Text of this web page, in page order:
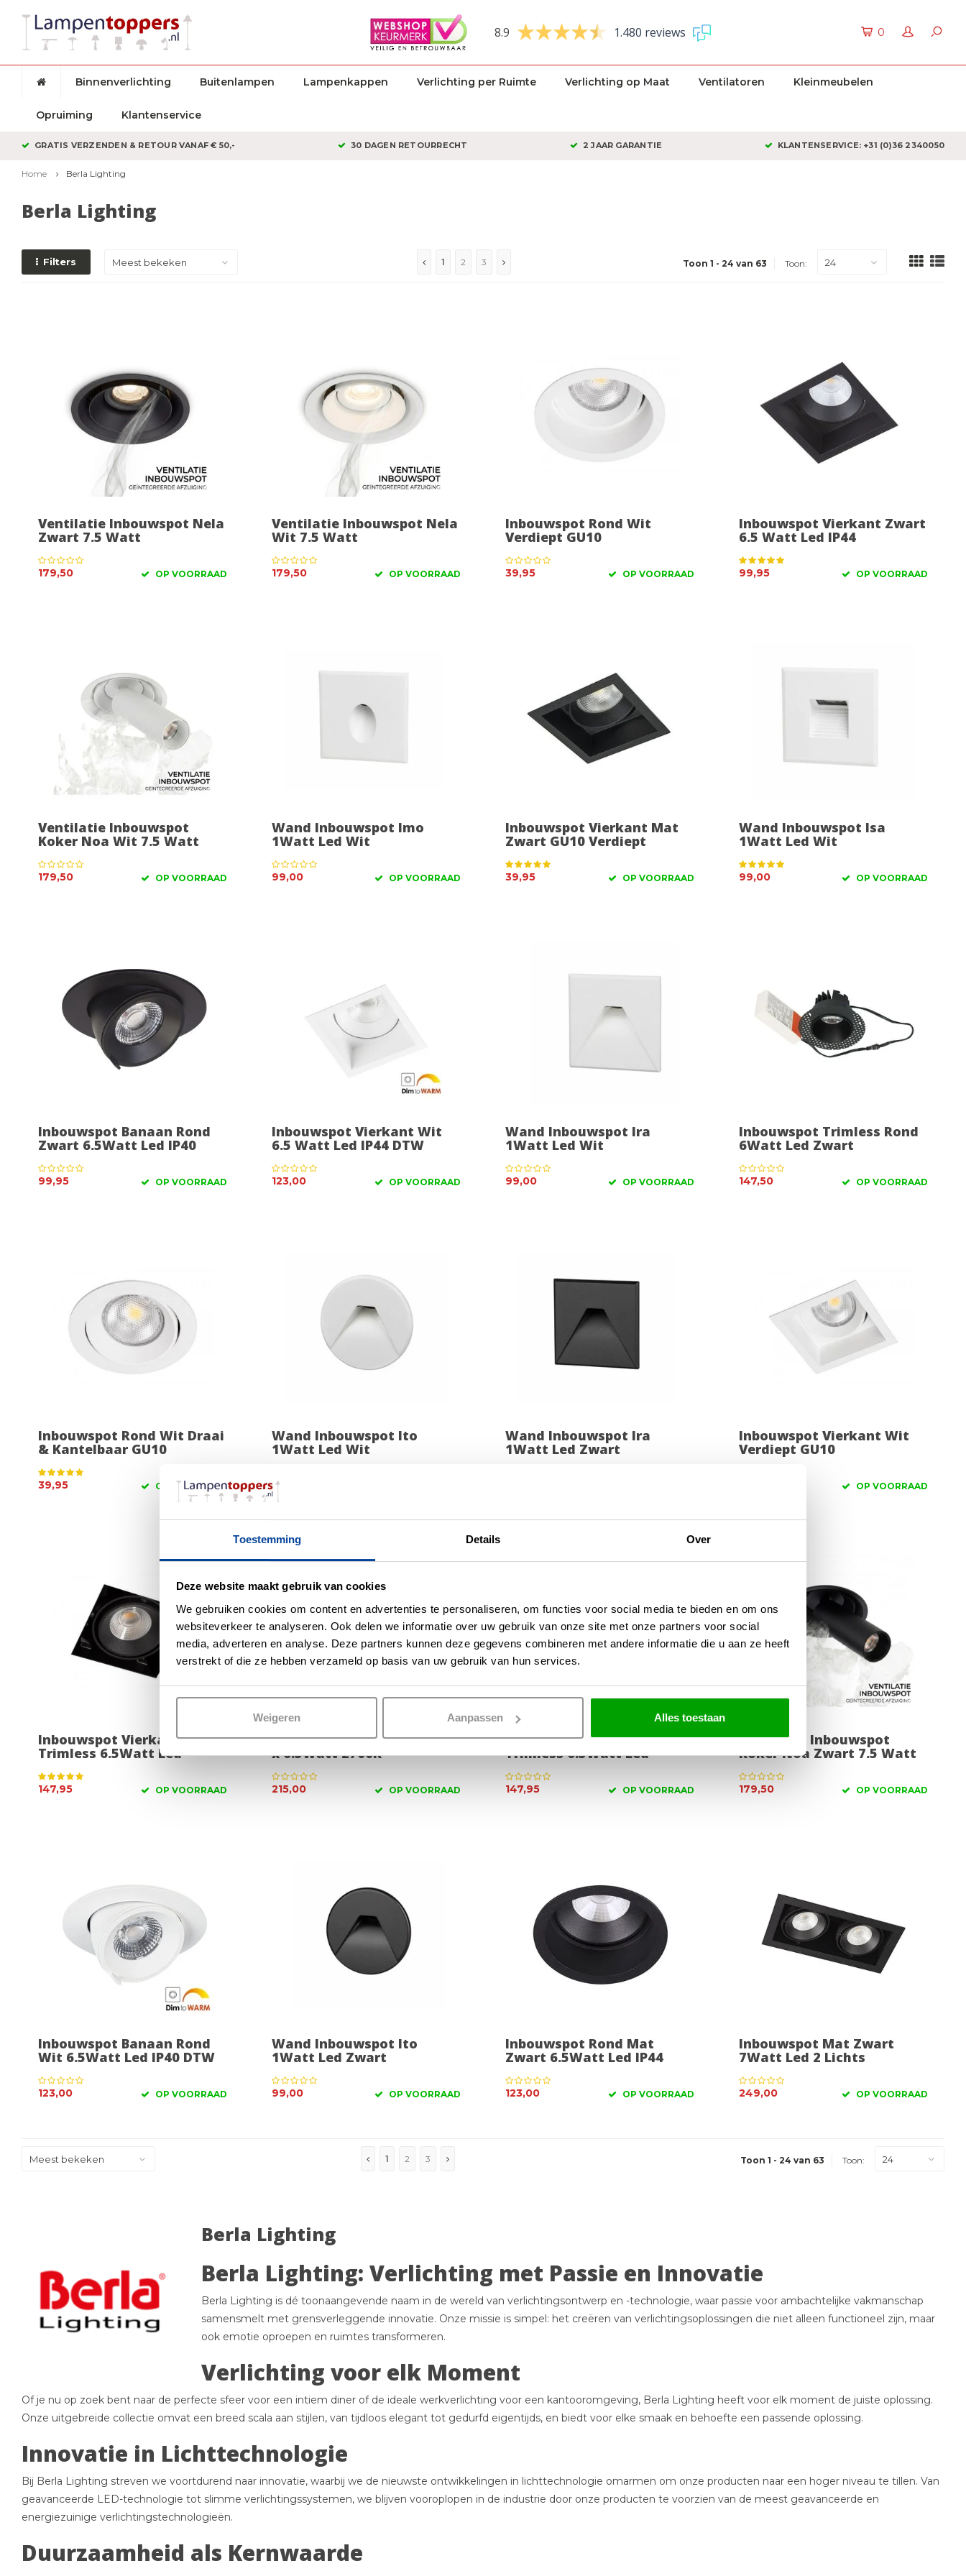
Toestemming Details Over
Deze website maakt gebruik van cookies
We gebruiken cookies om content en advertenties te personaliseren, om functies voor social media te bieden en om ons
websiteverkeer te analyseren. Ook delen we informatie over uw gebruik van onze site met onze partners voor social
media, adverteren en analyse. Deze partners kunnen deze gegevens combineren met andere informatie die u aan ze heeft
verstrekt of die ze hebben verzameld op basis van uw gebruik van hun services.
Weigeren Aanpassen Alles toestaan
8.9 1.480 reviews 0
Binnenverlichting Buitenlampen Lampenkappen Verlichting per Ruimte Verlichting op Maat Ventilatoren Kleinmeubelen
Opruiming Klantenservice
GRATIS VERZENDEN & RETOUR VANAF € 50,- 30 DAGEN RETOURRECHT 2 JAAR GARANTIE KLANTENSERVICE: +31 (0)36 2340050
Home Berla Lighting
Berla Lighting
Filters Meest bekeken 1 2 3 Toon 1 - 24 van 63 Toon: 24
Ventilatie Inbouwspot Nela
Zwart 7.5 Watt
179,50 OP VOORRAAD
Ventilatie Inbouwspot Nela
Wit 7.5 Watt
179,50 OP VOORRAAD
Inbouwspot Rond Wit
Verdiept GU10
39,95 OP VOORRAAD
Inbouwspot Vierkant Zwart
6.5 Watt Led IP44
99,95 OP VOORRAAD
Ventilatie Inbouwspot
Koker Noa Wit 7.5 Watt
179,50 OP VOORRAAD
Wand Inbouwspot Imo
1Watt Led Wit
99,00 OP VOORRAAD
Inbouwspot Vierkant Mat
Zwart GU10 Verdiept
39,95 OP VOORRAAD
Wand Inbouwspot Isa
1Watt Led Wit
99,00 OP VOORRAAD
Inbouwspot Banaan Rond
Zwart 6.5Watt Led IP40
99,95 OP VOORRAAD
Inbouwspot Vierkant Wit
6.5 Watt Led IP44 DTW
123,00 OP VOORRAAD
Wand Inbouwspot Ira
1Watt Led Wit
99,00 OP VOORRAAD
Inbouwspot Trimless Rond
6Watt Led Zwart
147,50 OP VOORRAAD
Inbouwspot Rond Wit Draai
& Kantelbaar GU10
39,95 OP VOORRAAD
Wand Inbouwspot Ito
1Watt Led Wit
99,00
Wand Inbouwspot Ira
1Watt Led Zwart
Inbouwspot Vierkant Wit
Verdiept GU10
OP VOORRAAD
Inbouwspot Vierkant Zwart
Trimless 6.5Watt Led
147,95 OP VOORRAAD
Inbouwspot Trimless Wit 2
x 6.5Watt 2700K
215,00 OP VOORRAAD
Inbouwspot Vierkant Wit
Trimless 6.5Watt Led
147,95 OP VOORRAAD
Ventilatie Inbouwspot
Koker Noa Zwart 7.5 Watt
179,50 OP VOORRAAD
Inbouwspot Banaan Rond
Wit 6.5Watt Led IP40 DTW
123,00 OP VOORRAAD
Wand Inbouwspot Ito
1Watt Led Zwart
99,00 OP VOORRAAD
Inbouwspot Rond Mat
Zwart 6.5Watt Led IP44
123,00 OP VOORRAAD
Inbouwspot Mat Zwart
7Watt Led 2 Lichts
249,00 OP VOORRAAD
Meest bekeken 1 2 3 Toon 1 - 24 van 63 Toon: 24
Berla Lighting
Berla Lighting: Verlichting met Passie en Innovatie
Berla Lighting is dé toonaangevende naam in de wereld van verlichtingsontwerp en -technologie, waar passie voor ambachtelijke vakmanschap
samensmelt met grensverleggende innovatie. Onze missie is simpel: het creëren van verlichtingsoplossingen die niet alleen functioneel zijn, maar
ook emotie oproepen en ruimtes transformeren.
Verlichting voor elk Moment
Of je nu op zoek bent naar de perfecte sfeer voor een intiem diner of de ideale werkverlichting voor een kantooromgeving, Berla Lighting heeft voor elk moment de juiste oplossing.
Onze uitgebreide collectie omvat een breed scala aan stijlen, van tijdloos elegant tot gedurfd eigentijds, en biedt voor elke smaak en behoefte een passende oplossing.
Innovatie in Lichttechnologie
Bij Berla Lighting streven we voortdurend naar innovatie, waarbij we de nieuwste ontwikkelingen in lichttechnologie omarmen om onze producten naar een hoger niveau te tillen. Van
geavanceerde LED-technologie tot slimme verlichtingssystemen, we blijven vooroplopen in de industrie door onze producten te voorzien van de meest geavanceerde en
energiezuinige verlichtingstechnologieën.
Duurzaamheid als Kernwaarde